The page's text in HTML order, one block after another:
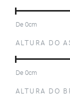
De0cm
ALTURA DO
De0cm
ALTURA DO